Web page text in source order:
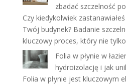
zbadać szczelność
Czy kiedykolwiek
Twój budynek? Badanie
kluczowy proces, który nie
Folia w płynie w
hydroizolację i jak
Folia w płynie jest kluczowym